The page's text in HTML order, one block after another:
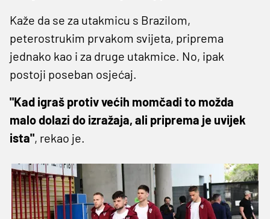
Kaže da se za utakmicu s Brazilom,
peterostrukim prvakom svijeta, priprema
jednako kao i za druge utakmice. No, ipak
postoji poseban osjećaj.
"Kad igraš protiv većih momčadi to možda
malo dolazi do izražaja, ali priprema je uvijek
ista", rekao je.